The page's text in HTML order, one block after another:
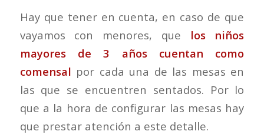
Hay que tener en cuenta, en caso de que
vayamos con menores, que los niños
mayores de 3 años cuentan como
comensal por cada una de las mesas en
las que se encuentren sentados. Por lo
que a la hora de configurar las mesas hay
que prestar atención a este detalle.